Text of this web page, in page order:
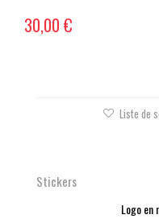
30,00 €
Liste de
Stickers
Logo en